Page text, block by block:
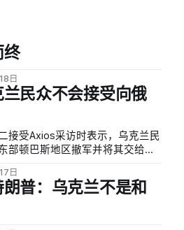
终
日
民众不会接受向俄
接受Axios采访时表示，乌克兰民
部顿巴斯地区撤军并将其交给俄
巴斯地区的控制权，该地区约
日
普：乌克兰不是和